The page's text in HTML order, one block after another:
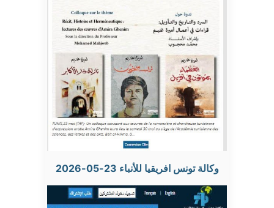
وكالة تونس افريقيا للأنباء 23-05-2026